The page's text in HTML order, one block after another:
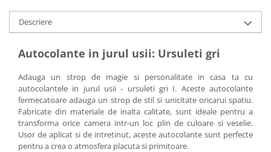
Descriere
Autocolante in jurul usii: Ursuleti gri
Adauga un strop de magie si personalitate in casa ta cu
autocolantele in jurul usii - ursuleti gri I. Aceste autocolante
fermecatoare adauga un strop de stil si unicitate oricarui spatiu.
Fabricate din materiale de inalta calitate, sunt ideale pentru a
transforma orice camera intr-un loc plin de culoare si veselie.
Usor de aplicat si de intretinut, aceste autocolante sunt perfecte
pentru a crea o atmosfera placuta si primitoare.